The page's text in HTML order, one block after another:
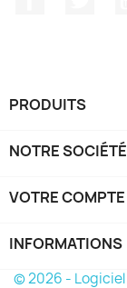
PRODUITS
NOTRE SOCIÉTÉ
VOTRE COMPTE
INFORMATIONS
© 2026 -